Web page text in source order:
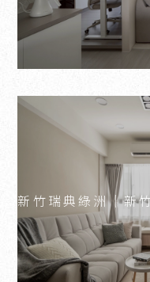
新竹瑞典綠洲｜新